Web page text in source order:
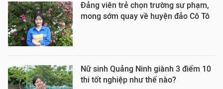
Đảng viên trẻ chọn trường sư phạm,
mong sớm quay về huyện đảo Cô Tô
Nữ sinh Quảng Ninh giành 3 điểm 10
thi tốt nghiệp như thế nào?